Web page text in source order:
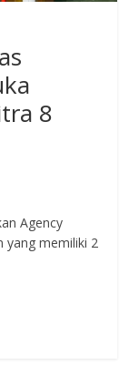
8
Agency
yang memiliki 2